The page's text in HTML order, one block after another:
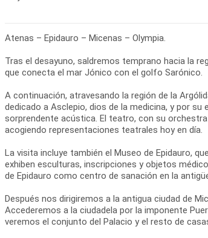
Atenas – Epidauro – Micenas – Olympia.
Tras el desayuno, saldremos temprano hacia la
que conecta el mar Jónico con el golfo Sarónico.
A continuación, atravesando la región de la
dedicado a Asclepio, dios de la medicina, y por
sorprendente acústica. El teatro, con su
acogiendo representaciones teatrales hoy en día.
La visita incluye también el Museo de Epidauro,
exhiben esculturas, inscripciones y objetos
de Epidauro como centro de sanación en la
Después nos dirigiremos a la antigua ciudad de
Accederemos a la ciudadela por la imponente
veremos el conjunto del Palacio y el resto de